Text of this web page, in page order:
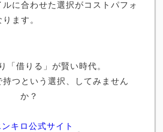
に合わせた選択がコストパフォ
ます。
「借りる」が賢い時代。
持つという選択、してみません
か？
キロ公式サイト